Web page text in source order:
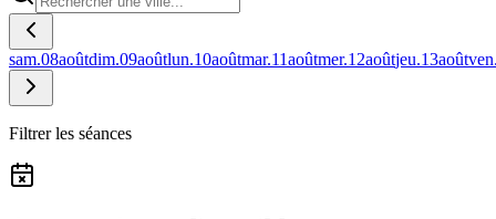
sam.08aoûtdim.09aoûtlun.10aoûtmar.11aoûtmer.12aoûtjeu.13août
Filtrer les séances